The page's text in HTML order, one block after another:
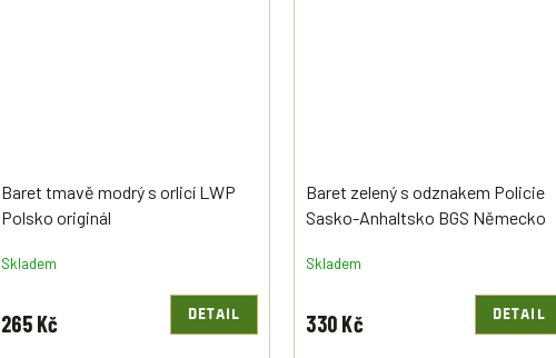
Baret tmavě modrý s orlicí LWP
Polsko originál
Skladem
265 Kč DETAIL
Baret zelený s odznakem Policie
Sasko-Anhaltsko BGS Německo
Skladem
330 Kč DETAIL